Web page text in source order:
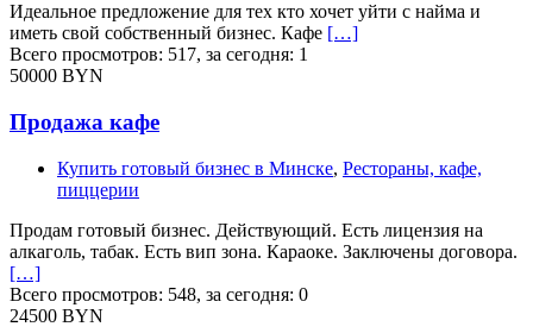
Идеальное предложение для тех кто хочет уйти с найма и
иметь свой собственный бизнес. Кафе […]
Всего просмотров: 517, за сегодня: 1
50000 BYN
Продажа кафе
Купить готовый бизнес в Минске, Рестораны, кафе,
пиццерии
Продам готовый бизнес. Действующий. Есть лицензия на
алкаголь, табак. Есть вип зона. Караоке. Заключены договора.
[…]
Всего просмотров: 548, за сегодня: 0
24500 BYN